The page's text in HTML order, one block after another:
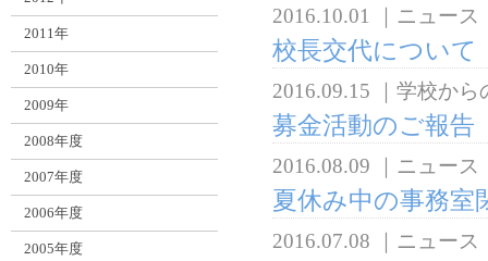
2016.10.01 ニュース
校長交代について
2016.09.15 学校から
募金活動のご報告
2016.08.09 ニュース
夏休み中の事務室
2016.07.08 ニュース
2011年
2010年
2009年
2008年度
2007年度
2006年度
2005年度